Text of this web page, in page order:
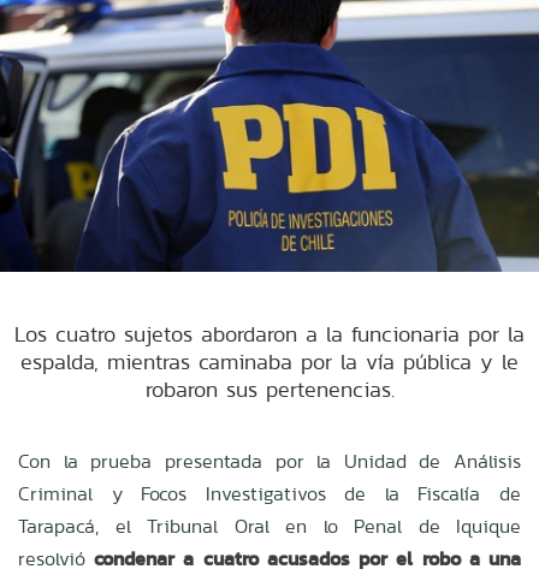
Los cuatro sujetos abordaron a la funcionaria por la
espalda, mientras caminaba por la vía pública y le
robaron sus pertenencias.
Con la prueba presentada por la Unidad de Análisis
Criminal y Focos Investigativos de la Fiscalía de
Tarapacá, el Tribunal Oral en lo Penal de Iquique
resolvió condenar a cuatro acusados por el robo a una